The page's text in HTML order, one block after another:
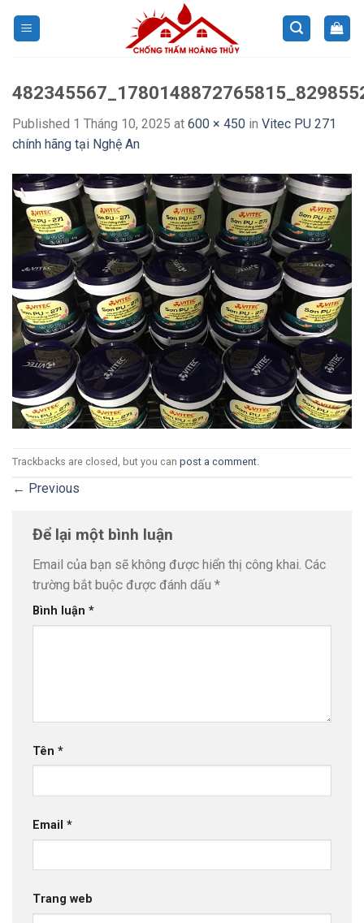
Published 1 Tháng 10, 2025 at 600 × 450 in Vitec PU 271
chính hãng tại Nghệ An
Trackbacks are closed, but you can post a comment.
← Previous
Để lại một bình luận
Email của bạn sẽ không được hiển thị công khai. Các
trường bắt buộc được đánh dấu *
Bình luận *
Tên *
Email *
Trang web